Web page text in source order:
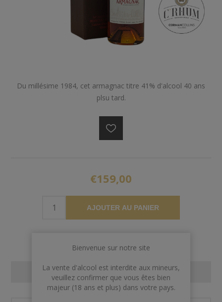
Du millésime 1984, cet armagnac titre 41% d'alcool 40 ans
plsu tard.
€159,00
AJOUTER AU PANIER
CONTACT US
Bienvenue sur notre site
La vente d'alcool est interdite aux mineurs,
veuillez confirmer que vous êtes bien
majeur (18 ans et plus) dans votre pays.